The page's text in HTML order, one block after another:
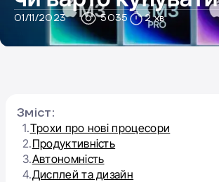
01/11/2023 5035 2 хв
Зміст:
1.Трохи про нові процесори
2.Продуктивність
3.Автономність
4.Дисплей та дизайн